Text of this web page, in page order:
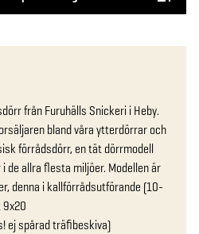
från Furuhälls Snickeri i Heby.
bland våra ytterdörrar och
förrådsdörr, en tät dörrmodell
de allra flesta miljöer. Modellen är
denna i kallförrådsutförande (10-
9x20
ej spårad träfibeskiva)